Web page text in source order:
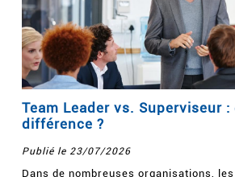
Team Leader vs. Superviseur
différence ?
Publié le 23/07/2026
Dans de nombreuses organisations,